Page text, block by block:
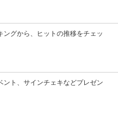
ングから、ヒットの推移をチェッ
ント、サインチェキなどプレゼン